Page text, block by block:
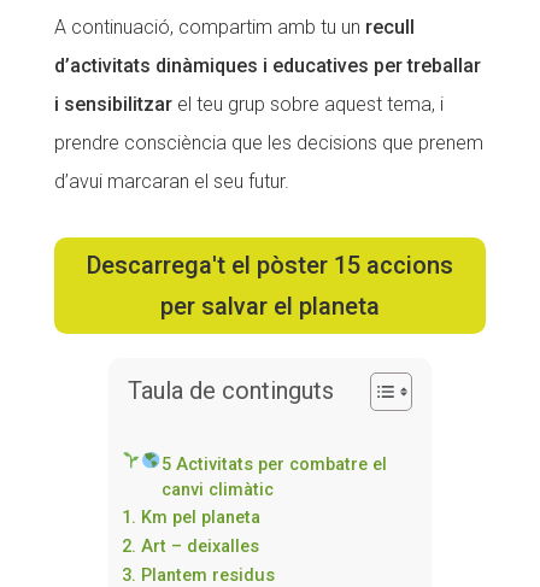
A continuació, compartim amb tu un recull
d’activitats dinàmiques i educatives per treballar
i sensibilitzarel teu grup sobre aquest tema, i
prendre consciència que les decisions que prenem
d’avui marcaran el seu futur.
Descarrega't el pòster 15 accions
per salvar el planeta
Taula de continguts
5 Activitats per combatre el
canvi climàtic
1. Km pel planeta
2. Art – deixalles
3. Plantem residus